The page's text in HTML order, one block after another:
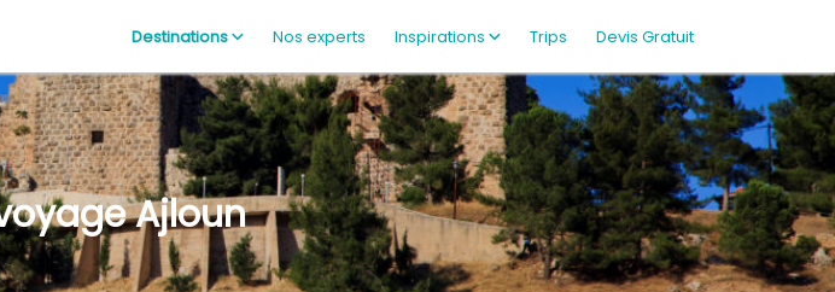
Destinations Nos experts Inspirations Trips Devis Gratuit
Ajloun